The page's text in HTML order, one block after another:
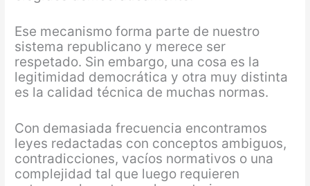
Ese mecanismo forma parte de nuestro
sistema republicano y merece ser
respetado. Sin embargo, una cosa es la
legitimidad democrática y otra muy distinta
es la calidad técnica de muchas normas.
Con demasiada frecuencia encontramos
leyes redactadas con conceptos ambiguos,
contradicciones, vacíos normativos o una
complejidad tal que luego requieren